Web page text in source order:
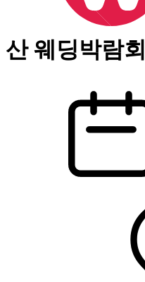
산 웨딩박람회